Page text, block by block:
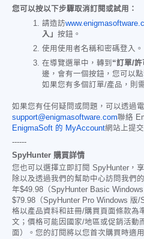
您可以按以下步驟取消訂閱或試用：
請造訪
入」 按鈕。
使用使用者名稱和密碼登入。
在導覽選單中，轉到 “訂單/許
邊，會有一個按鈕，您可以
如果您有多個訂單/產品，則
如果您有任何疑問或問題，可以透過
support@enigmasoftware.com聯絡
EnigmaSoft 的 MyAccount網站上提
------
SpyHunter 購買詳情
您也可以選擇立即訂閱 SpyHunter，
除以及透過我們的幫助中心訪問我們
年$49.98 （SpyHunter Basic
$79.98 （SpyHunter Pro Windows
格以產品資料和註冊/購買頁面條款為
文；價格可能因國家/地區或促銷活動
面）。您的訂閱將以您首次購買時適